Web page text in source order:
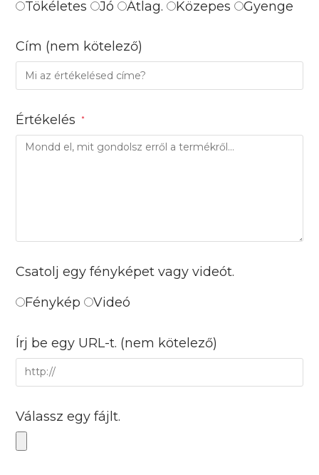
Tökéletes Jó Átlag. Közepes Gyenge
Cím (nem kötelező)
Értékelés *
Csatolj egy fényképet vagy videót.
Fénykép
Videó
Írj be egy URL-t. (nem kötelező)
Válassz egy fájlt.